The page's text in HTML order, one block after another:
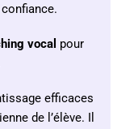
vocal pour
efficaces
de l’élève. Il